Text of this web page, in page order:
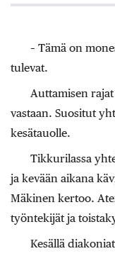
– Tämä on
tulevat.
Auttamisen
vastaan. Suositut
kesätauolle.
Tikkurilassa
ja kevään aikana
Mäkinen kertoo.
työntekijät ja
Kesällä